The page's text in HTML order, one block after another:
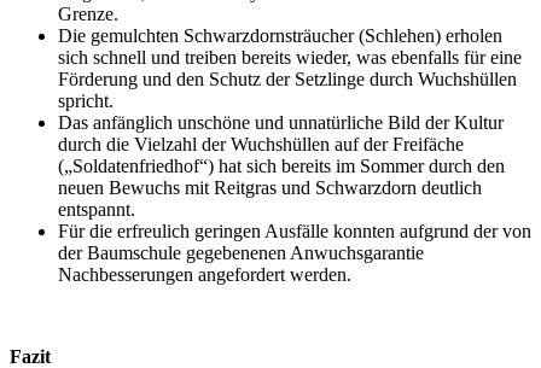
Grenze.
Die gemulchten Schwarzdornsträucher (Schlehen) erholen
sich schnell und treiben bereits wieder, was ebenfalls für eine
Förderung und den Schutz der Setzlinge durch Wuchshüllen
spricht.
Das anfänglich unschöne und unnatürliche Bild der Kultur
durch die Vielzahl der Wuchshüllen auf der Freifäche
(„Soldatenfriedhof“) hat sich bereits im Sommer durch den
neuen Bewuchs mit Reitgras und Schwarzdorn deutlich
entspannt.
Für die erfreulich geringen Ausfälle konnten aufgrund der von
der Baumschule gegebenenen Anwuchsgarantie
Nachbesserungen angefordert werden.
Fazit